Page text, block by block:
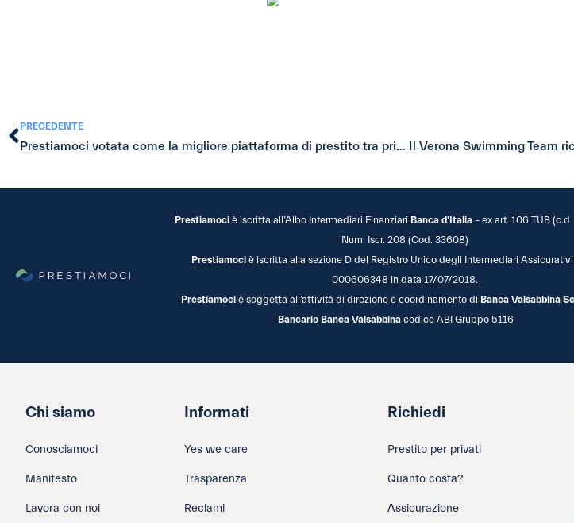
PRECEDENTE
Prestiamoci votata come la migliore piattaforma di prestito tra privati Il Verona Swimming Team
Prestiamoci è iscritta all’Albo Intermediari Finanziari Banca d’Italia – ex art. 106 TUB
Num. Iscr. 208 (Cod. 33608)
Prestiamociè iscritta alla sezione D del Registro Unico degli Intermediari Assicurativi
000606348 in data 17/07/2018.
Prestiamociè soggetta all’attività di direzione e coordinamento di Banca Valsabbina
Bancario Banca Valsabbina codice ABI Gruppo 5116
Chi siamo
Conosciamoci
Manifesto
Lavora con noi
Informati
Yes we care
Trasparenza
Reclami
Richiedi
Prestito per privati
Quanto costa?
Assicurazione